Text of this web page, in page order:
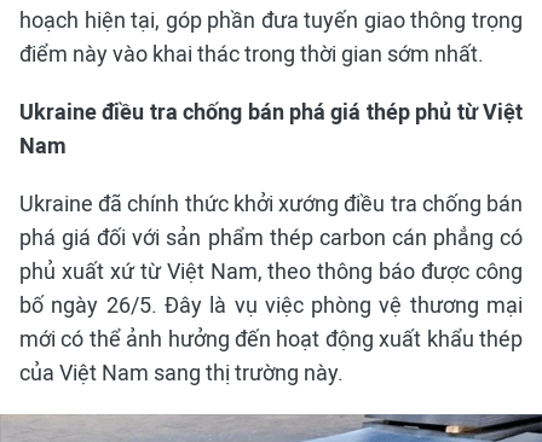
hoạch hiện tại, góp phần đưa tuyến giao thông trọng
điểm này vào khai thác trong thời gian sớm nhất.
Ukraine điều tra chống bán phá giá thép phủ từ Việt
Nam
Ukraine đã chính thức khởi xướng điều tra chống bán
phá giá đối với sản phẩm thép carbon cán phẳng có
phủ xuất xứ từ Việt Nam, theo thông báo được công
bố ngày 26/5. Đây là vụ việc phòng vệ thương mại
mới có thể ảnh hưởng đến hoạt động xuất khẩu thép
của Việt Nam sang thị trường này.